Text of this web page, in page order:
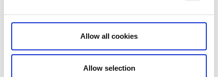
Allow all cookies
Allow selection